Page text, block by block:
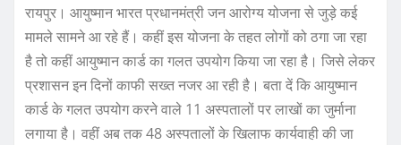
रायपुर। आयुष्मान भारत प्रधानमंत्री जन आरोग्य योजना से जुड़े कई
मामले सामने आ रहे हैं। कहीं इस योजना के तहत लोगों को ठगा जा रहा
है तो कहीं आयुष्मान कार्ड का गलत उपयोग किया जा रहा है। जिसे लेकर
प्रशासन इन दिनों काफी सख्त नजर आ रही है। बता दें कि आयुष्मान
कार्ड के गलत उपयोग करने वाले 11 अस्पतालों पर लाखों का जुर्माना
लगाया है। वहीं अब तक 48 अस्पतालों के खिलाफ कार्यवाही की जा